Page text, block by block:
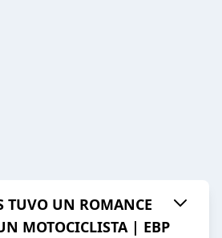
TUVO UN ROMANCE
MOTOCICLISTA | EBP